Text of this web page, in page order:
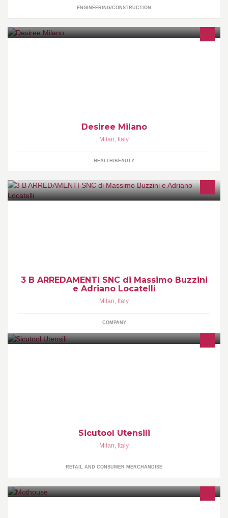
ENGINEERING/CONSTRUCTION
Desiree Milano
Milan, Italy
HEALTH/BEAUTY
3 B ARREDAMENTI SNC di Massimo Buzzini
e Adriano Locatelli
Milan, Italy
COMPANY
Sicutool Utensili
Milan, Italy
RETAIL AND CONSUMER MERCHANDISE